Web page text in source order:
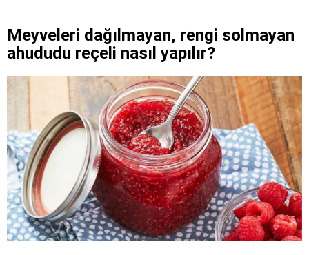
Meyveleri dağılmayan, rengi solmayan
ahududu reçeli nasıl yapılır?